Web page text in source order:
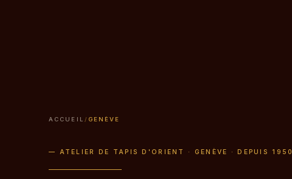
ACCUEIL / GENÈVE
— ATELIER DE TAPIS D'ORIENT · GENÈVE · DEPUIS 1950